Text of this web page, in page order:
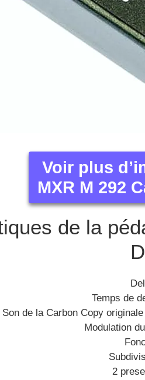
Voir plus
MXR M 292
de la
Temps de
Son de la Carbon Copy
Modulation
2